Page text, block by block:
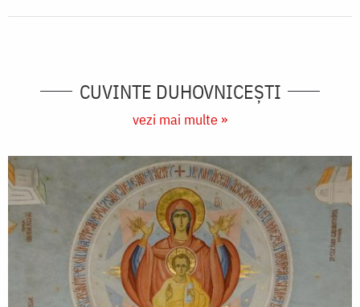
CUVINTE DUHOVNICEȘTI
vezi mai multe »